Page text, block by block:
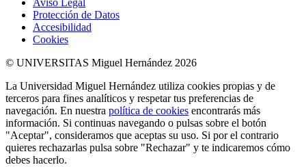
Aviso Legal
Protección de Datos
Accesibilidad
Cookies
© UNIVERSITAS Miguel Hernández 2026
La Universidad Miguel Hernández utiliza cookies propias y de
terceros para fines analíticos y respetar tus preferencias de
navegación. En nuestra política de cookies encontrarás más
información. Si continuas navegando o pulsas sobre el botón
"Aceptar", consideramos que aceptas su uso. Si por el contrario
quieres rechazarlas pulsa sobre "Rechazar" y te indicaremos cómo
debes hacerlo.